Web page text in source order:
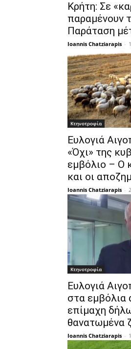
Κρήτη: Σε
παραμένουν
Παράταση
Ioannis Chatziarapis -
Κτηνοτροφία
Ευλογιά
«Όχι» της
εμβόλιο – Ο
και οι
Ioannis Chatziarapis -
Κτηνοτροφία
Ευλογιά
στα
επίμαχη
θανατωμένα
Ioannis Chatziarapis -